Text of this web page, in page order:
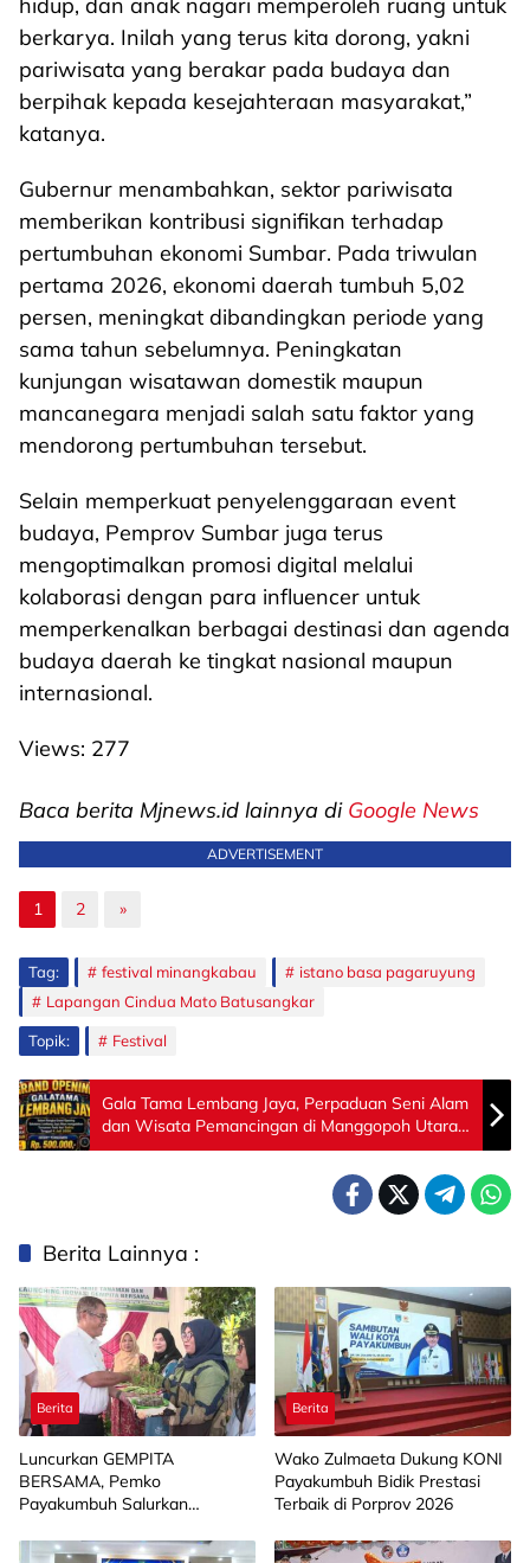
berkarya. Inilah yang terus kita dorong, yakni
pariwisata yang berakar pada budaya dan
berpihak kepada kesejahteraan masyarakat,”
katanya.
Gubernur menambahkan, sektor pariwisata
memberikan kontribusi signifikan terhadap
pertumbuhan ekonomi Sumbar. Pada triwulan
pertama 2026, ekonomi daerah tumbuh 5,02
persen, meningkat dibandingkan periode yang
sama tahun sebelumnya. Peningkatan
kunjungan wisatawan domestik maupun
mancanegara menjadi salah satu faktor yang
mendorong pertumbuhan tersebut.
Selain memperkuat penyelenggaraan event
budaya, Pemprov Sumbar juga terus
mengoptimalkan promosi digital melalui
kolaborasi dengan para influencer untuk
memperkenalkan berbagai destinasi dan agenda
budaya daerah ke tingkat nasional maupun
internasional.
Views: 277
Baca berita Mjnews.id lainnya di Google News
ADVERTISEMENT
1 2 »
Tag: festival minangkabau
istano basa pagaruyung
Lapangan Cindua Mato Batusangkar
Topik: Festival
Gala Tama Lembang Jaya, Perpaduan Seni Alam
dan Wisata Pemancingan di Manggopoh Utara
Agam
Berita Lainnya :
Berita
Luncurkan GEMPITA
BERSAMA, Pemko
Payakumbuh Salurkan
kepada 15 KWT
Berita
Wako Zulmaeta Dukung KONI
Payakumbuh Bidik Prestasi
Terbaik di Porprov 2026